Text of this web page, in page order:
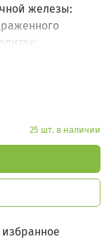
избранное
железы:
25 шт. в наличии